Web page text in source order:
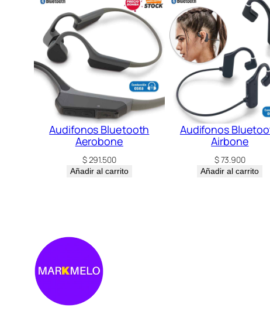
Audifonos Bluetooth
Aerobone
$291.500
Añadir al carrito
Audifonos
Airbone
$73.900
Añadir al carrito